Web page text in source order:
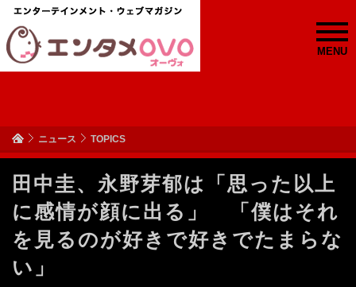
MENU
ニュース TOPICS
田中圭、永野芽郁は「思った以上
に感情が顔に出る」 「僕はそれ
を見るのが好きで好きでたまらな
い」